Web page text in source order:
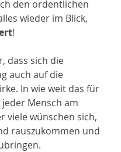
den ordentlichen
wieder im Blick,
!
dass sich die
auch auf die
In wie weit das für
Mensch am
viele wünschen sich,
rauszukommen und